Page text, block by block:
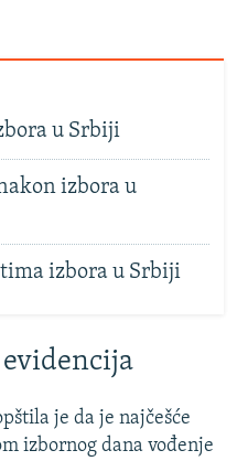
u Srbiji
izbora u
izbora u Srbiji
je da je najčešće
izbornog dana vođenje